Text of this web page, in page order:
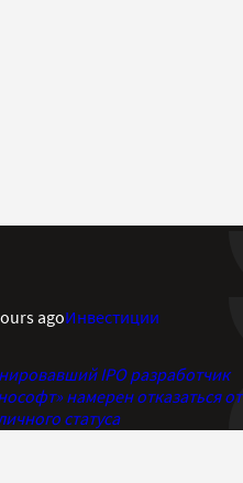
agoИнвестиции
IPO разработчик
намерен отказаться от
статуса